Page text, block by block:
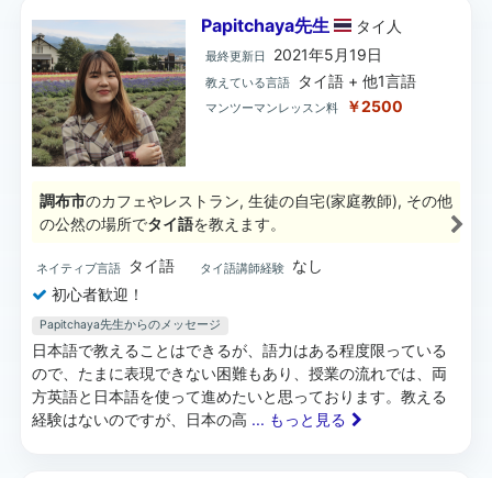
Papitchaya先生 タイ 人
最終更新日 2021年5月19日
教えている言語 タイ語 + 他1言語
マンツーマンレッスン料 ￥2500
調布市のカフェやレストラン, 生徒の自宅(家庭教師), その他
の公然の場所でタイ語を教えます。
ネイティブ言語 タイ語 タイ語講師経験
なし
初心者歓迎！
Papitchaya先生からのメッセージ
日本語で教えることはできるが、語力はある程度限っている
ので、たまに表現できない困難もあり、授業の流れでは、両
方英語と日本語を使って進めたいと思っております。教える
経験はないのですが、日本の高 ... もっと見る